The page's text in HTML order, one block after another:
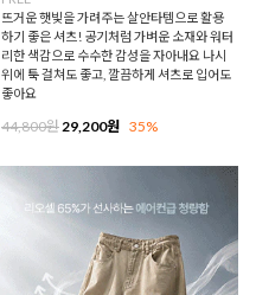
뜨거운 햇빛을 가려주는 살안타템으로 활용
하기 좋은 셔츠! 공기처럼 가벼운 소재와 워터
리한 색감으로 수수한 감성을 자아내요 나시
위에 툭 걸쳐도 좋고, 깔끔하게 셔츠로 입어도
좋아요
44,800원29,200원 35%